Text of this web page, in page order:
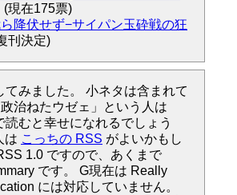
(現在175票)
降伏せず−サイパン玉砕戦の狂
刊決定)
てみました。 小ネタは含まれて
治ねたウゼェ」という人は
読むと幸せになれるでしょう
は こっちの RSS がよいかもし
1.0 ですので、あくまで
です。 G現在は Really
には対応していません。